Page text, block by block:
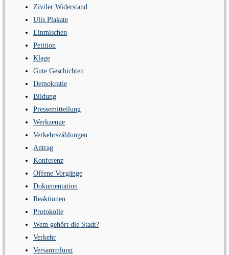
Ziviler Widerstand
Ulis Plakate
Einmischen
Petition
Klage
Gute Geschichten
Demokratie
Bildung
Pressemitteilung
Werkzeuge
Verkehrszählungen
Antrag
Konferenz
Offene Vorgänge
Dokumentation
Reaktionen
Protokolle
Wem gehört die Stadt?
Verkehr
Versammlung